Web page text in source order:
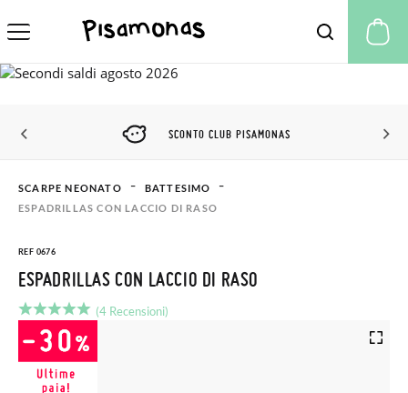
SCONTO CLUB PISAMONAS
SCARPE NEONATO
BATTESIMO
ESPADRILLAS CON LACCIO DI RASO
REF 0676
ESPADRILLAS CON LACCIO DI RASO
(4 Recensioni)